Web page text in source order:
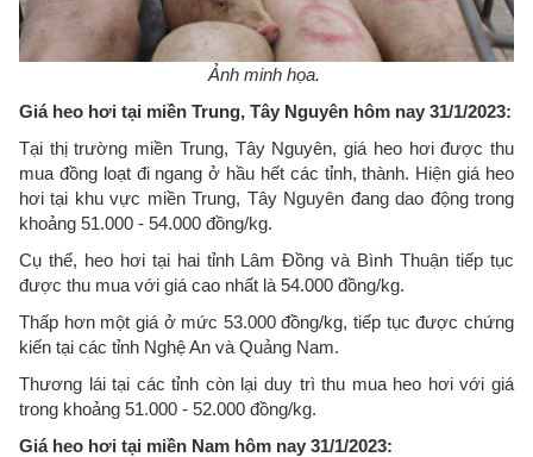
Ảnh minh họa.
Giá heo hơi tại miền Trung, Tây Nguyên hôm nay 31/1/2023:
Tại thị trường miền Trung, Tây Nguyên, giá heo hơi được thu
mua đồng loạt đi ngang ở hầu hết các tỉnh, thành. Hiện giá heo
hơi tại khu vực miền Trung, Tây Nguyên đang dao động trong
khoảng 51.000 - 54.000 đồng/kg.
Cụ thể, heo hơi tại hai tỉnh Lâm Đồng và Bình Thuận tiếp tục
được thu mua với giá cao nhất là 54.000 đồng/kg.
Thấp hơn một giá ở mức 53.000 đồng/kg, tiếp tục được chứng
kiến tại các tỉnh Nghệ An và Quảng Nam.
Thương lái tại các tỉnh còn lại duy trì thu mua heo hơi với giá
trong khoảng 51.000 - 52.000 đồng/kg.
Giá heo hơi tại miền Nam hôm nay 31/1/2023: